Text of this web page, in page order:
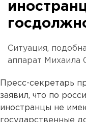
Ситуация,
аппарат Михаила
Пресс-секретарь
заявил, что по
иностранцы не
государственные